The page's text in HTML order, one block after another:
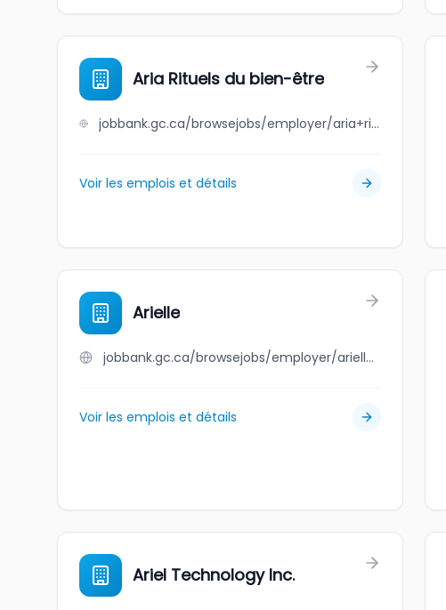
Aria Rituels du bien-être
jobbank.gc.ca/browsejobs/employer/aria+rituels+du+bien-%C3%AAtre/ca
Voir les emplois et détails
Arielle
jobbank.gc.ca/browsejobs/employer/arielle/ca
Voir les emplois et détails
Ariel Technology Inc.